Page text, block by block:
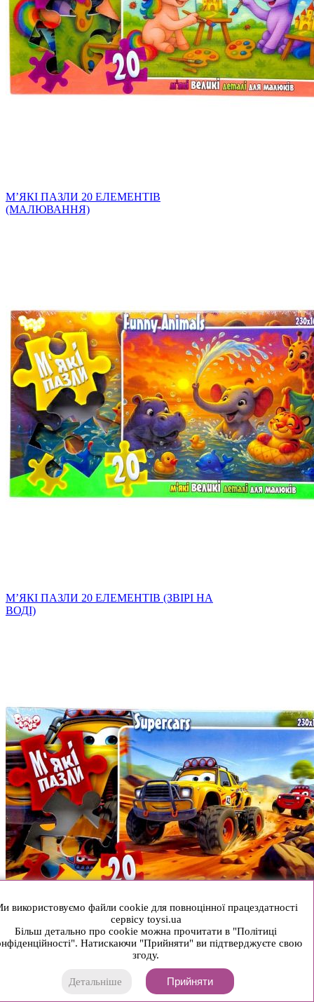
використовуємо файли cookie для повноцінної працездатності
сервісу toysi.ua
Більш детально про cookie можна прочитати в "Політиці
Натискаючи "Прийняти" ви підтверджуєте свою
згоду.
Детальніше Прийняти
МʼЯКІ ПАЗЛИ 20 ЕЛЕМЕНТІВ
(МАЛЮВАННЯ)
МʼЯКІ ПАЗЛИ 20 ЕЛЕМЕНТІВ (ЗВІРІ НА
ВОДІ)
ДИТЯЧІ МʼЯКІ ПАЗЛИ 20 ЕЛЕМЕНТІВ